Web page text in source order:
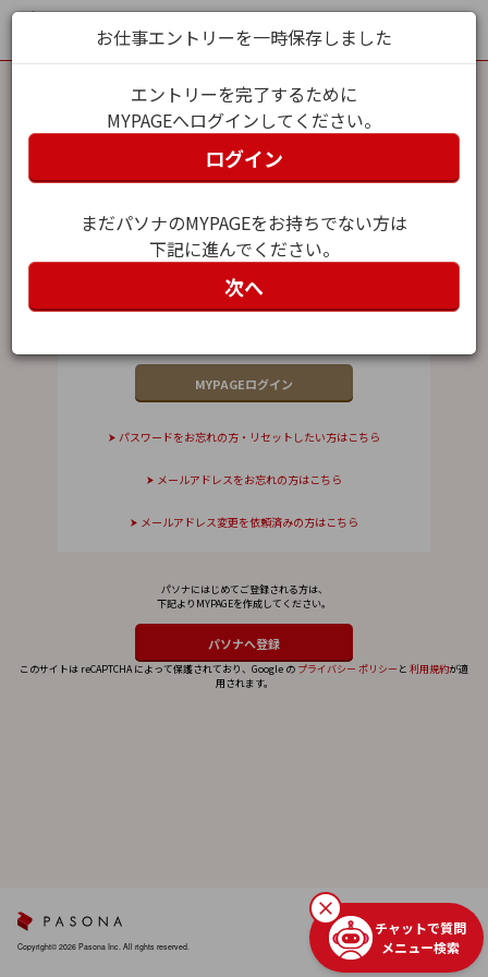
MYPAGEログイン
パスワード
パスワードをお忘れの方・リセットしたい方はこちら
メールアドレスをお忘れの方はこちら
メールアドレス変更を依頼済みの方はこちら
パソナにはじめてご登録される方は、
下記よりMYPAGEを作成してください。
このサイトは reCAPTCHA によって保護されており、Google の プライバシー ポリシー と 利用規約が適
用されます。
お仕事エントリーを一時保存しました
エントリーを完了するために
MYPAGEへログインしてください。
ログイン
まだパソナのMYPAGEをお持ちでない方は
下記に進んでください。
次へ
Copyright© 2026 Pasona Inc. All rights reserved.
チャットで質問
メニュー検索